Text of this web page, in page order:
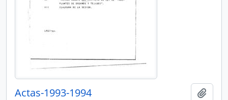
Actas-1993-1994